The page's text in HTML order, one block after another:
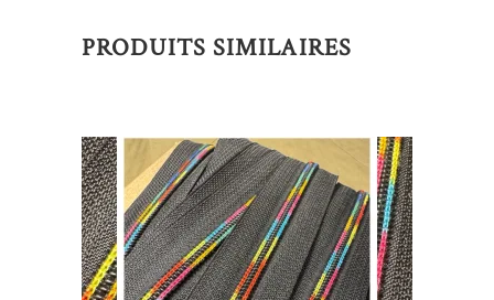
PRODUITS SIMILAIRES
Ce